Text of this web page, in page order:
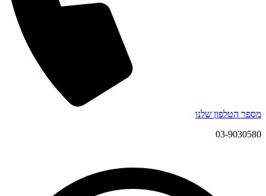
מספר הטלפון שלנו
03-9030580